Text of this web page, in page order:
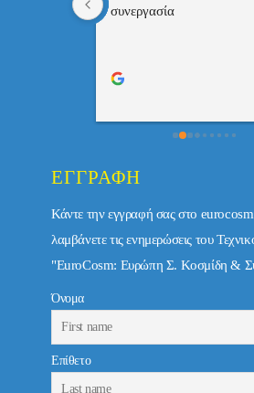
συνεργασία
ΕΓΓΡΑΦΉ
Κάντε την εγγραφή σας στο
λαμβάνετε τις ενημερώσεις του
"EuroCosm: Ευρώπη Σ. Κοσμίδη &
Όνομα
Επίθετο